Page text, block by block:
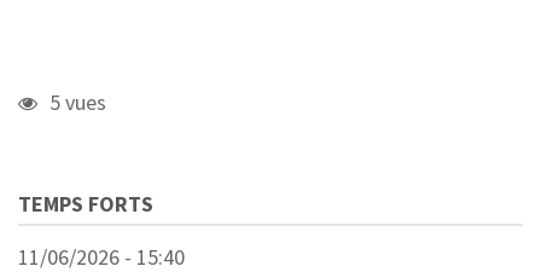
5 vues
TEMPS FORTS
11/06/2026 - 15:40